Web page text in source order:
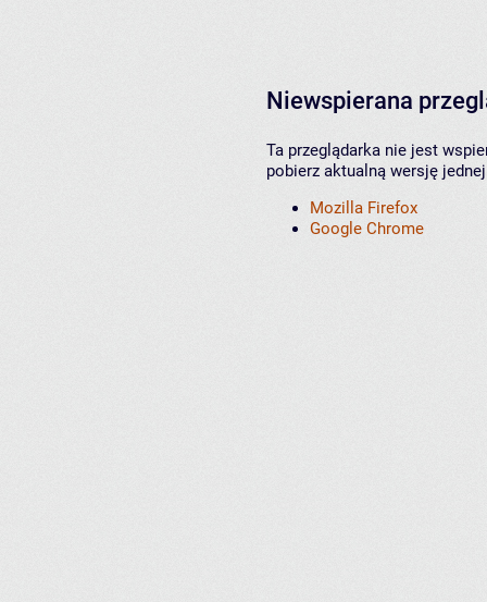
Niewspierana
Ta przeglądarka nie jest
pobierz aktualną wersję
Mozilla Firefox
Google Chrome